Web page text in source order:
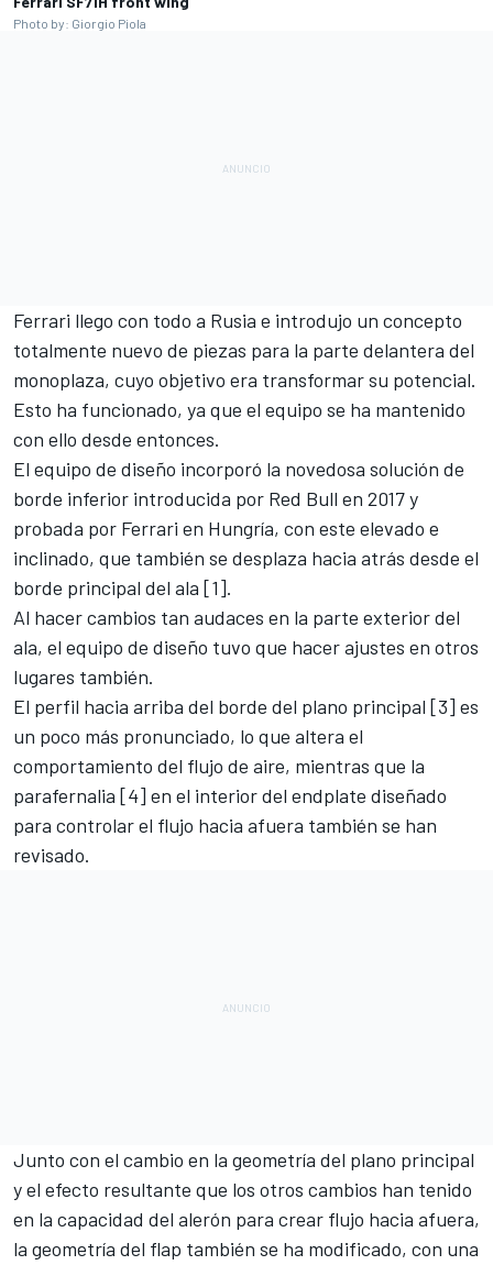
Photo by: Giorgio Piola
Ferrari llego con todo a Rusia e introdujo un concepto
totalmente nuevo de piezas para la parte delantera del
monoplaza, cuyo objetivo era transformar su potencial.
Esto ha funcionado, ya que el equipo se ha mantenido
con ello desde entonces.
El equipo de diseño incorporó la novedosa solución de
borde inferior introducida por Red Bull en 2017 y
probada por Ferrari en Hungría, con este elevado e
inclinado, que también se desplaza hacia atrás desde el
borde principal del ala [1].
Al hacer cambios tan audaces en la parte exterior del
ala, el equipo de diseño tuvo que hacer ajustes en otros
lugares también.
El perfil hacia arriba del borde del plano principal [3] es
un poco más pronunciado, lo que altera el
comportamiento del flujo de aire, mientras que la
parafernalia [4] en el interior del endplate diseñado
para controlar el flujo hacia afuera también se han
revisado.
Junto con el cambio en la geometría del plano principal
y el efecto resultante que los otros cambios han tenido
en la capacidad del alerón para crear flujo hacia afuera,
la geometría del flap también se ha modificado, con una